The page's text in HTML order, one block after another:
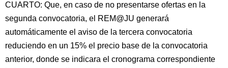
CUARTO: Que, en caso de no presentarse ofertas en la
segunda convocatoria, el REM@JU generará
automáticamente el aviso de la tercera convocatoria
reduciendo en un 15% el precio base de la convocatoria
anterior, donde se indicara el cronograma correspondiente